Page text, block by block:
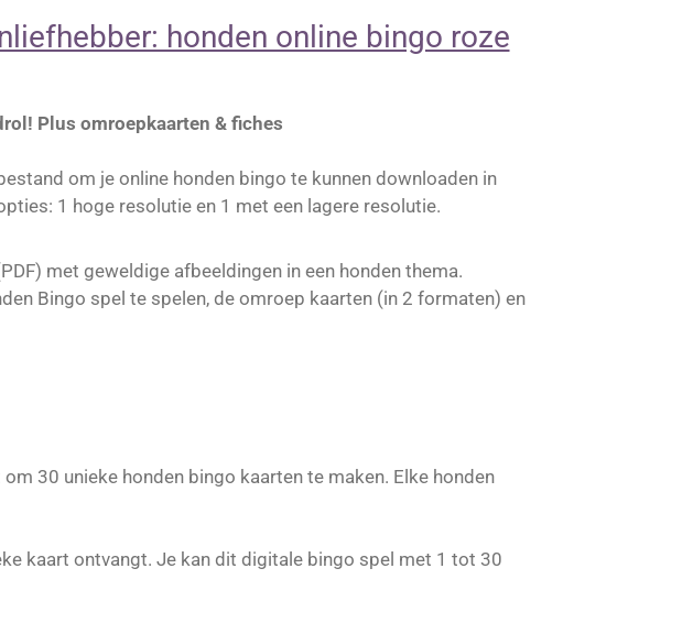
honden online bingo roze
Plus omroepkaarten & fiches
om je online honden bingo te kunnen downloaden in
1 hoge resolutie en 1 met een lagere resolutie.
met geweldige afbeeldingen in een honden thema.
Bingo spel te spelen, de omroep kaarten (in 2 formaten) en
30 unieke honden bingo kaarten te maken. Elke honden
kaart ontvangt. Je kan dit digitale bingo spel met 1 tot 30